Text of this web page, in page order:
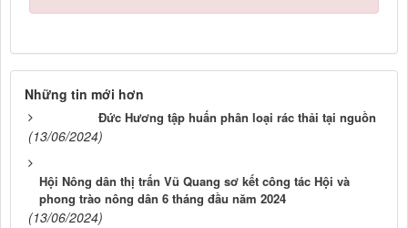
Những tin mới hơn
Đức Hương tập huấn phân loại rác thải tại nguồn
(13/06/2024)
Hội Nông dân thị trấn Vũ Quang sơ kết công tác Hội và
phong trào nông dân 6 tháng đầu năm 2024
(13/06/2024)